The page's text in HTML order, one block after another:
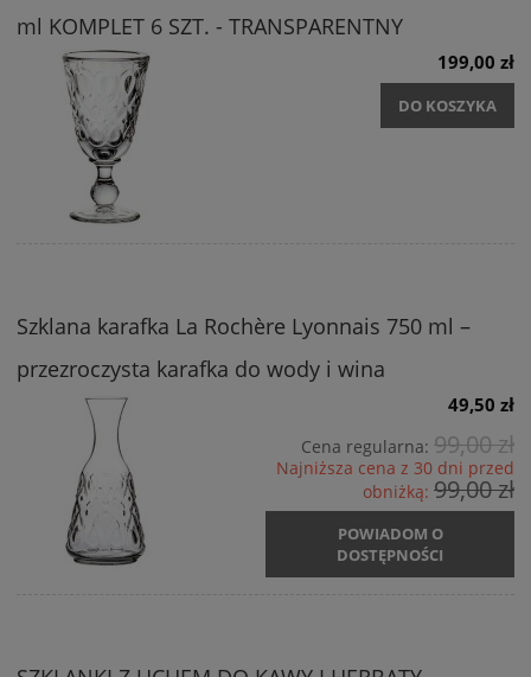
ml KOMPLET 6 SZT. - TRANSPARENTNY
199,00 zł
DO KOSZYKA
Szklana karafka La Rochère Lyonnais 750 ml –
przezroczysta karafka do wody i wina
49,50 zł
Cena regularna: 99,00 zł
Najniższa cena z 30 dni przed
obniżką: 99,00 zł
POWIADOM O
DOSTĘPNOŚCI